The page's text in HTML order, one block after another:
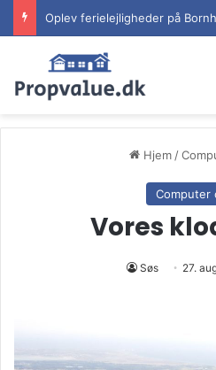
Oplev ferielejligheder på
Hjem /
Computer
Vores
Søs 27.